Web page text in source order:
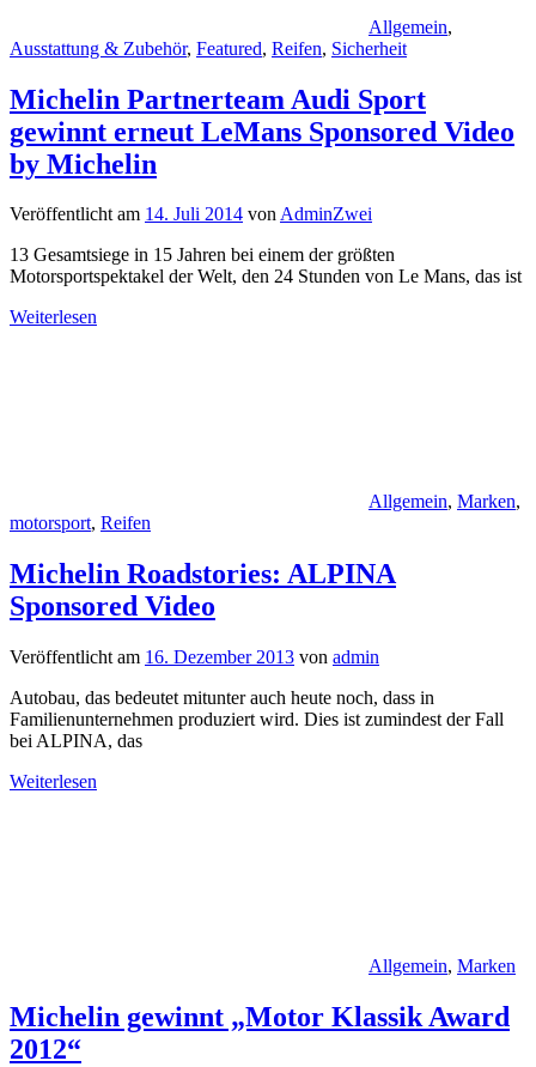
Allgemein,
Ausstattung & Zubehör, Featured, Reifen, Sicherheit
Michelin Partnerteam Audi Sport
gewinnt erneut LeMans Sponsored Video
by Michelin
Veröffentlicht am 14. Juli 2014 vonAdminZwei
13 Gesamtsiege in 15 Jahren bei einem der größten
Motorsportspektakel der Welt, den 24 Stunden von Le Mans, das ist
Weiterlesen
Allgemein, Marken,
motorsport, Reifen
Michelin Roadstories: ALPINA
Sponsored Video
Veröffentlicht am 16. Dezember 2013 von admin
Autobau, das bedeutet mitunter auch heute noch, dass in
Familienunternehmen produziert wird. Dies ist zumindest der Fall
bei ALPINA, das
Weiterlesen
Allgemein, Marken
Michelin gewinnt „Motor Klassik Award
2012“